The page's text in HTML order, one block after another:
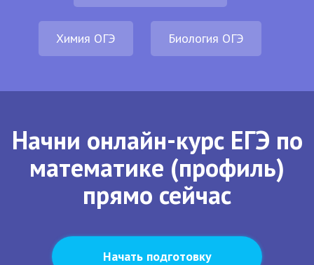
Химия ОГЭ Биология ОГЭ
Начни онлайн-курс ЕГЭ по
математике (профиль)
прямо сейчас
Начать подготовку